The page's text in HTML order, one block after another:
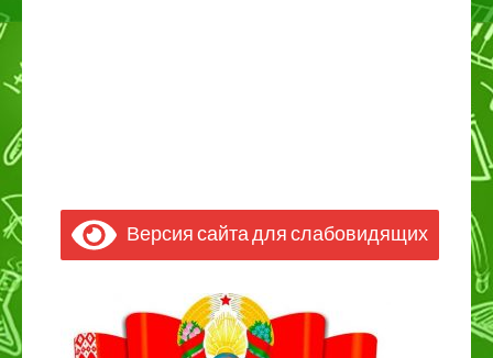
Версия сайта для слабовидящих